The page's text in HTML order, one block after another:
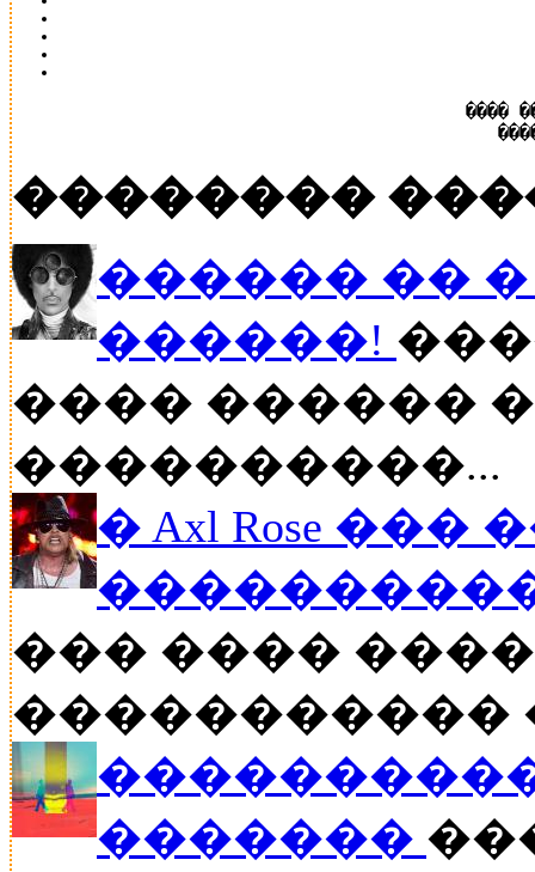
����
��������
������ �� �
������!
���� ������
����������...
� Axl Rose
��� ����
�����������
�������